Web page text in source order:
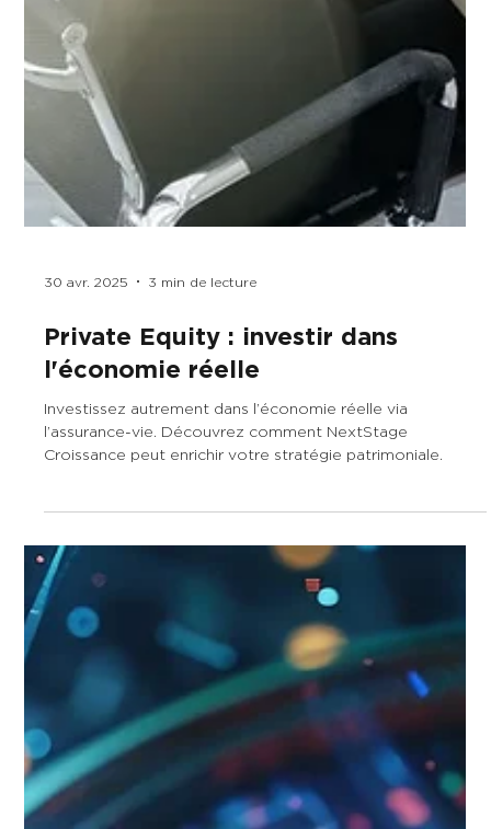
Private Equity : investir dans
l'économie réelle
Investissez autrement dans l’économie réelle via
l’assurance-vie. Découvrez comment NextStage